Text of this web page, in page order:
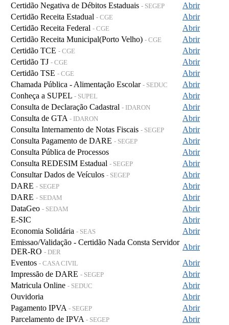
Certidão Negativa de Débitos Estaduais - SEGEP
Abrir
Certidão Receita Estadual - CGE
Abrir
Certidão Receita Federal - CGE
Abrir
Certidão Receita Municipal(Porto Velho) - CGE
Abrir
Certidão TCE - CGE
Abrir
Certidão TJ - CGE
Abrir
Certidão TSE - CGE
Abrir
Chamada Pública - Alimentação Escolar - SEDUC
Abrir
Conheça a SUPEL - SUPEL
Abrir
Consulta de Declaração Cadastral - IDARON
Abrir
Consulta de GTA - IDARON
Abrir
Consulta Internamento de Notas Fiscais - SEGEP
Abrir
Consulta Pagamento de DARE - SEGEP
Abrir
Consulta Pública de Processos
Abrir
Consulta REDESIM Estadual - SEGEP
Abrir
Consultar Dados de Veículos - SEGEP
Abrir
DARE - SEGEP
Abrir
DARE - SEDAM
Abrir
DataGeo - SEDAM
Abrir
E-SIC
Abrir
Economia Solidária - SEAS
Abrir
Emissao/Validação - Certidão Nada Consta Servidor
DER-RO - DER
Abrir
Eventos - CASA CIVIL
Abrir
Impressão de DARE - SEGEP
Abrir
Matricula Online - SEDUC
Abrir
Ouvidoria
Abrir
Pagamento IPVA - SEGEP
Abrir
Parcelamento de IPVA - SEGEP
Abrir